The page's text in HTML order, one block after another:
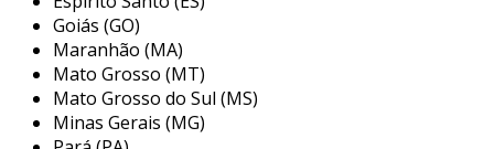
principais aplicações do gateway wi-
fi para clp siemens
os gateways wi-fi para clp siemens são
utilizados em diversos setores industriais,
Goiás (GO)
Maranhão (MA)
Mato Grosso (MT)
Mato Grosso do Sul (MS)
Minas Gerais (MG)